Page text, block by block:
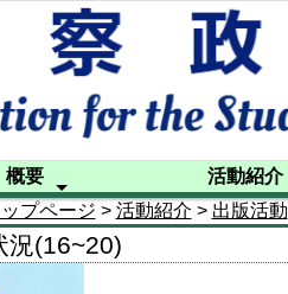
概要
ィール
意書
込み
活動紹介
シンポジウム
研究部会活動
出版活動
国際交流
後援活動等
ップページ > 活動紹介 > 出版活動
況(16~20)